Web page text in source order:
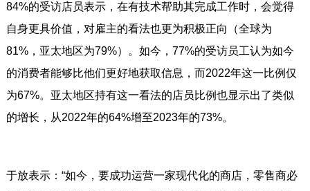
84%的受访店员表示，在有技术帮助其完成工作时，会觉得
自身更具价值，对雇主的看法也更为积极正向（全球为
81%，亚太地区为79%）。如今，77%的受访员工认为如今
的消费者能够比他们更好地获取信息，而2022年这一比例仅
为67%。亚太地区持有这一看法的店员比例也显示出了类似
的增长，从2022年的64%增至2023年的73%。
于放表示：“如今，要成功运营一家现代化的商店，零售商必